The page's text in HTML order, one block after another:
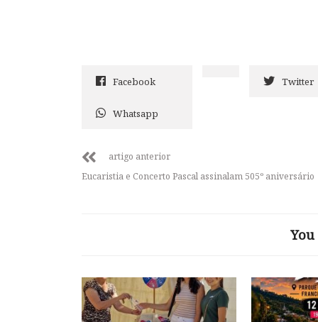
Facebook Twitter
Whatsapp
artigo anterior
Eucaristia e Concerto Pascal assinalam 505º aniversário